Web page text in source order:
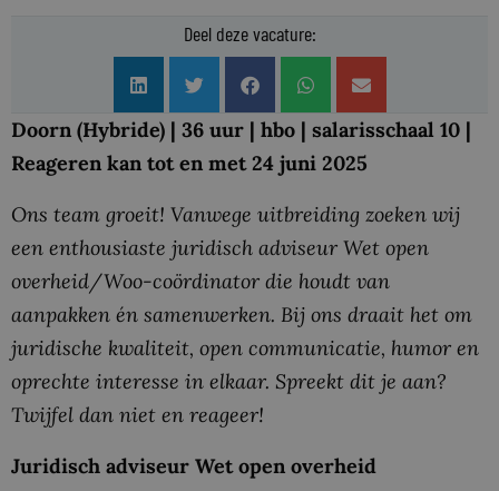
Deel deze vacature:
Doorn (Hybride) | 36 uur | hbo | salarisschaal 10 |
Reageren kan tot en met 24 juni 2025
Ons team groeit! Vanwege uitbreiding zoeken wij
een enthousiaste juridisch adviseur Wet open
overheid/Woo-coördinator die houdt van
aanpakken én samenwerken. Bij ons draait het om
juridische kwaliteit, open communicatie, humor en
oprechte interesse in elkaar. Spreekt dit je aan?
Twijfel dan niet en reageer!
Juridisch adviseur Wet open overheid